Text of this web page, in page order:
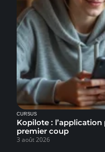
CURSUS
Kopilote :
premier coup
3 août 2026